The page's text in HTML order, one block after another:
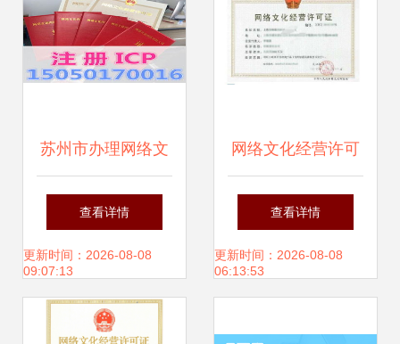
苏州市办理网络文
化经营许可证的申
请材料清单及要点
查看详情
更新时间：2026-08-08
09:07:13
网络文化经营许可
证的主要作用解析
查看详情
更新时间：2026-08-08
06:13:53